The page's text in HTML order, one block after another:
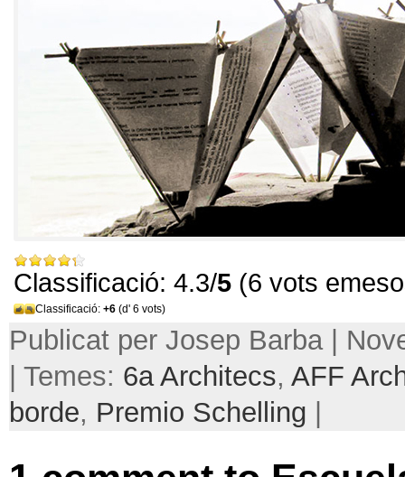
Classificació: 4.3/5 (6 vots
Classificació: +6 (d' 6 vots)
Publicat per Josep Barba |
| Temes: 6a Architecs, AFF
borde, Premio Schelling |